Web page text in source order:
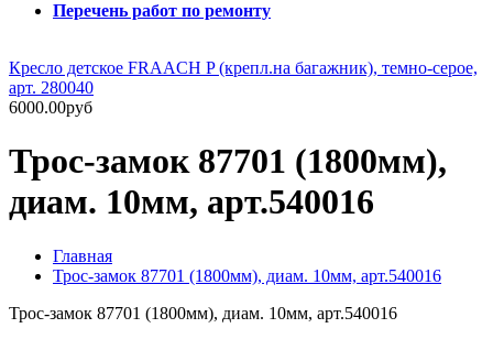
Перечень работ по ремонту
Кресло детское FRAACH P (крепл.на багажник), темно-серое,
арт. 280040
6000.00руб
Трос-замок 87701 (1800мм),
диам. 10мм, арт.540016
Главная
Трос-замок 87701 (1800мм), диам. 10мм, арт.540016
Трос-замок 87701 (1800мм), диам. 10мм, арт.540016